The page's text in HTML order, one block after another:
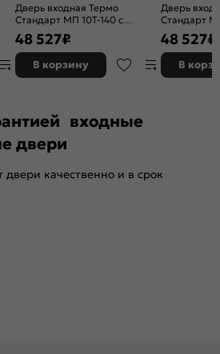
с
Дверь входная Термо
Стандарт МП 10T-140 с
терморазрывом Шоколад
букле/Белый ларче, 2 замка, с
ночной задвижкой
48 527₽
В корзину
Дверь
Стандарт
букле/
ночной
48 527₽
В
входные
двери
двери качественно и в срок